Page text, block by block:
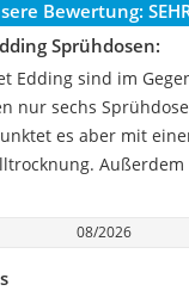
Bewertung:
Sprühdosen:
Edding sind im
nur sechs
es aber mit
Außerdem
08/2026